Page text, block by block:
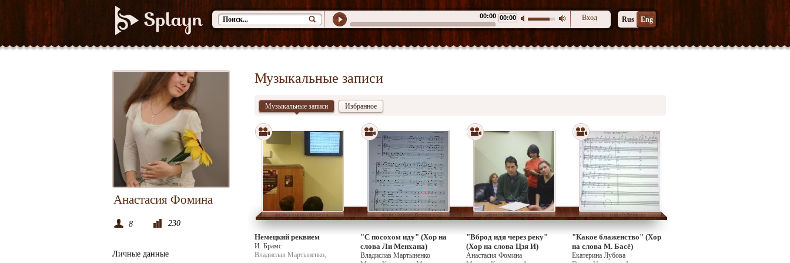
00:00 00:00 Вход Rus Eng
Анастасия Фомина
8 230
Личные данные
Музыкальные записи
Музыкальные записи Избранное
Немецкий реквием
И. Брамс
Владислав Мартыненко,
"С посохом иду" (Хор на
слова Ли Менхана)
Владислав Мартыненко
"Вброд идя через реку"
(Хор на слова Цзя И)
Анастасия Фомина
"Какое блаженство" (Хор
на слова М. Басё)
Екатерина Лубова